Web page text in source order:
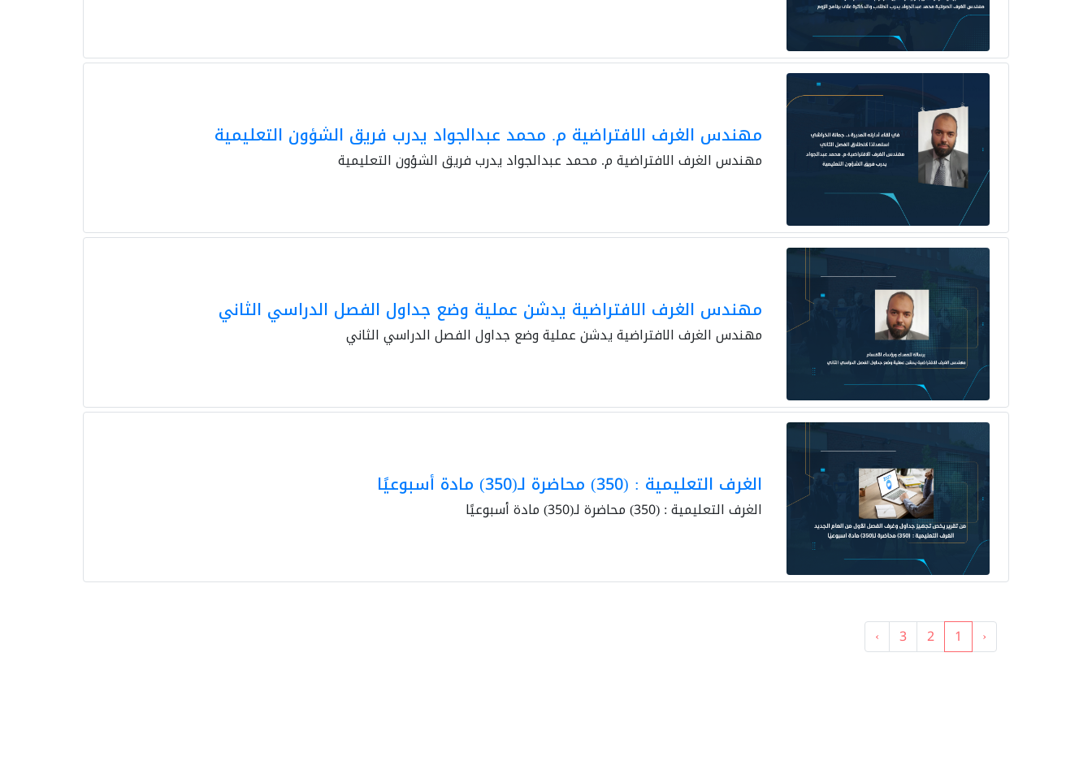
مهندس الغرف الافتراضية م. محمد عبدالجواد يدرب فريق الشؤون التعليمية
مهندس الغرف الافتراضية م. محمد عبدالجواد يدرب فريق الشؤون التعليمية
مهندس الغرف الافتراضية يدشن عملية وضع جداول الفصل الدراسي الثاني
مهندس الغرف الافتراضية يدشن عملية وضع جداول الفصل الدراسي الثاني
الغرف التعليمية : (350) محاضرة لـ(350) مادة أسبوعيًا
الغرف التعليمية : (350) محاضرة لـ(350) مادة أسبوعيًا
‹
1
2
3
›